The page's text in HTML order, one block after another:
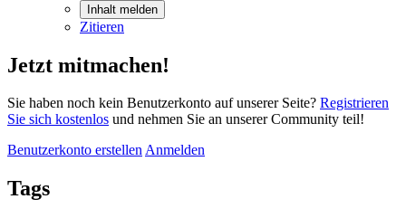
Inhalt melden
Zitieren
Jetzt mitmachen!
Sie haben noch kein Benutzerkonto auf unserer Seite? Registrieren
Sie sich kostenlos und nehmen Sie an unserer Community teil!
Benutzerkonto erstellenAnmelden
Tags